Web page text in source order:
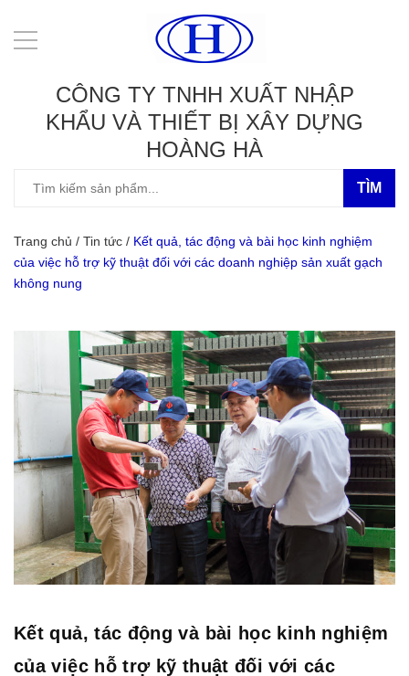
CÔNG TY TNHH XUẤT NHẬP
KHẨU VÀ THIẾT BỊ XÂY DỰNG
HOÀNG HÀ
TÌM
Trang chủ / Tin tức / Kết quả, tác động và bài học kinh nghiệm
của việc hỗ trợ kỹ thuật đối với các doanh nghiệp sản xuất gạch
không nung
Kết quả, tác động và bài học kinh nghiệm
của việc hỗ trợ kỹ thuật đối với các